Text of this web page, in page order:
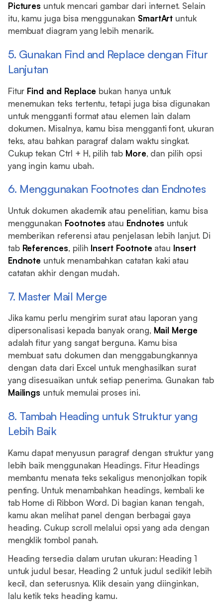
Pictures untuk mencari gambar dari internet. Selain
itu, kamu juga bisa menggunakan SmartArt untuk
membuat diagram yang lebih menarik.
5. Gunakan Find and Replace dengan Fitur
Lanjutan
Fitur Find and Replace bukan hanya untuk
menemukan teks tertentu, tetapi juga bisa digunakan
untuk mengganti format atau elemen lain dalam
dokumen. Misalnya, kamu bisa mengganti font, ukuran
teks, atau bahkan paragraf dalam waktu singkat.
Cukup tekan Ctrl + H, pilih tab More, dan pilih opsi
yang ingin kamu ubah.
6. Menggunakan Footnotes dan Endnotes
Untuk dokumen akademik atau penelitian, kamu bisa
menggunakan Footnotes atau Endnotes untuk
memberikan referensi atau penjelasan lebih lanjut. Di
tab References, pilih Insert Footnote atau Insert
Endnote untuk menambahkan catatan kaki atau
catatan akhir dengan mudah.
7. Master Mail Merge
Jika kamu perlu mengirim surat atau laporan yang
dipersonalisasi kepada banyak orang, Mail Merge
adalah fitur yang sangat berguna. Kamu bisa
membuat satu dokumen dan menggabungkannya
dengan data dari Excel untuk menghasilkan surat
yang disesuaikan untuk setiap penerima. Gunakan tab
Mailings untuk memulai proses ini.
8. Tambah Heading untuk Struktur yang
Lebih Baik
Kamu dapat menyusun paragraf dengan struktur yang
lebih baik menggunakan Headings. Fitur Headings
membantu menata teks sekaligus menonjolkan topik
penting. Untuk menambahkan headings, kembali ke
tab Home di Ribbon Word. Di bagian kanan tengah,
kamu akan melihat panel dengan berbagai gaya
heading. Cukup scroll melalui opsi yang ada dengan
mengklik tombol panah.
Heading tersedia dalam urutan ukuran: Heading 1
untuk judul besar, Heading 2 untuk judul sedikit lebih
kecil, dan seterusnya. Klik desain yang diinginkan,
lalu ketik teks heading kamu.